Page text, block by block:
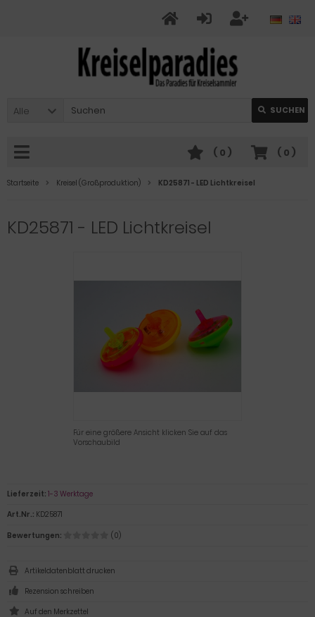
Alle SUCHEN
( 0 )
( 0 )
Startseite Kreisel (Großproduktion) KD25871 - LED Lichtkreisel
KD25871 - LED Lichtkreisel
Für eine größere Ansicht klicken Sie auf das
Vorschaubild
Lieferzeit: 1-3 Werktage
Art.Nr.: KD25871
Bewertungen:
(0)
Artikeldatenblatt drucken
Rezension schreiben